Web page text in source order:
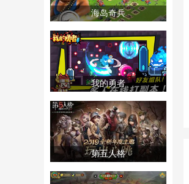
海岛奇兵
我的勇者
第五人格